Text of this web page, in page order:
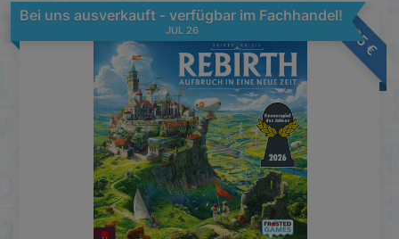
49,95
€
Bei uns ausverkauft - verfügbar im Fachhandel!
JUL 26